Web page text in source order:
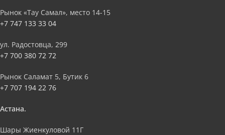
Рынок «Тау Самал», место 14-15
+7 747 133 33 04
ул. Радостовца, 299
+7 700 380 72 72
Рынок Саламат 5, Бутик 6
+7 707 194 22 76
Астана.
Шары Жиенкуловой 11Г